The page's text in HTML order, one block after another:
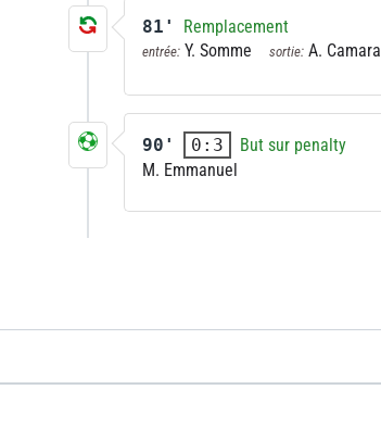
81' Remplacement
entrée: Y. Somme sortie: A. Camara
90' 0:3
But sur penalty
M. Emmanuel